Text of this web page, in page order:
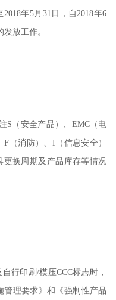
年5月31日，自2018年6
放工作。
S（安全产品）、EMC（电
（消防）、I（信息安全）
更换周期及产品库存等情况
行印刷/模压CCC标志时，
管理要求》和《强制性产品